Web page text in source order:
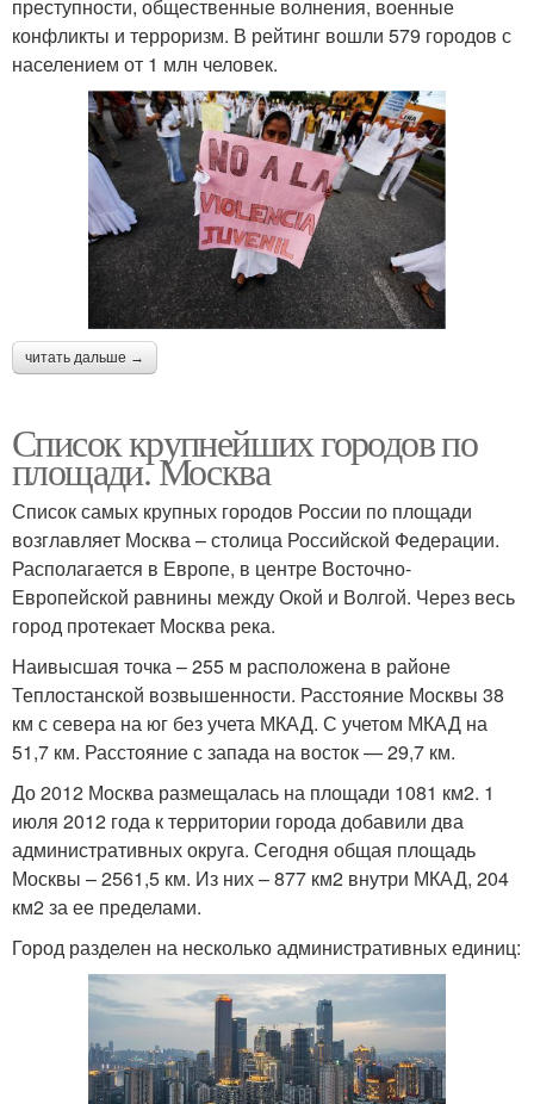
преступности, общественные волнения, военные
конфликты и терроризм. В рейтинг вошли 579 городов с
населением от 1 млн человек.
читать дальше →
Список крупнейших городов по
площади. Москва
Список самых крупных городов России по площади
возглавляет Москва – столица Российской Федерации.
Располагается в Европе, в центре Восточно-
Европейской равнины между Окой и Волгой. Через весь
город протекает Москва река.
Наивысшая точка – 255 м расположена в районе
Теплостанской возвышенности. Расстояние Москвы 38
км с севера на юг без учета МКАД. С учетом МКАД на
51,7 км. Расстояние с запада на восток — 29,7 км.
До 2012 Москва размещалась на площади 1081 км2. 1
июля 2012 года к территории города добавили два
административных округа. Сегодня общая площадь
Москвы – 2561,5 км. Из них – 877 км2 внутри МКАД, 204
км2 за ее пределами.
Город разделен на несколько административных единиц: